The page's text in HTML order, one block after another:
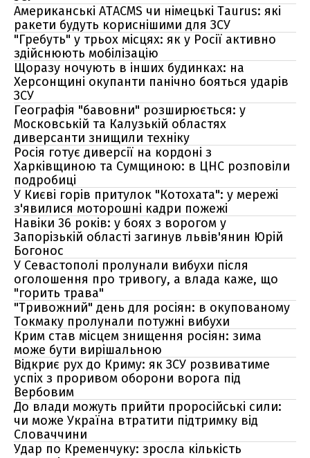
Американські ATACMS чи німецькі Taurus: які
ракети будуть кориснішими для ЗСУ
"Гребуть" у трьох місцях: як у Росії активно
здійснюють мобілізацію
Щоразу ночують в інших будинках: на
Херсонщині окупанти панічно бояться ударів
ЗСУ
Географія "бавовни" розширюється: у
Московській та Калузькій областях
диверсанти знищили техніку
Росія готує диверсії на кордоні з
Харківщиною та Сумщиною: в ЦНС розповіли
подробиці
У Києві горів притулок "Котохата": у мережі
з'явилися моторошні кадри пожежі
Навіки 36 років: у боях з ворогом у
Запорізькій області загинув львів'янин Юрій
Богонос
У Севастополі пролунали вибухи після
оголошення про тривогу, а влада каже, що
"горить трава"
"Тривожний" день для росіян: в окупованому
Токмаку пролунали потужні вибухи
Крим став місцем знищення росіян: зима
може бути вирішальною
Відкриє рух до Криму: як ЗСУ розвиватиме
успіх з проривом оборони ворога під
Вербовим
До влади можуть прийти проросійські сили:
чи може Україна втратити підтримку від
Словаччини
Удар по Кременчуку: зросла кількість